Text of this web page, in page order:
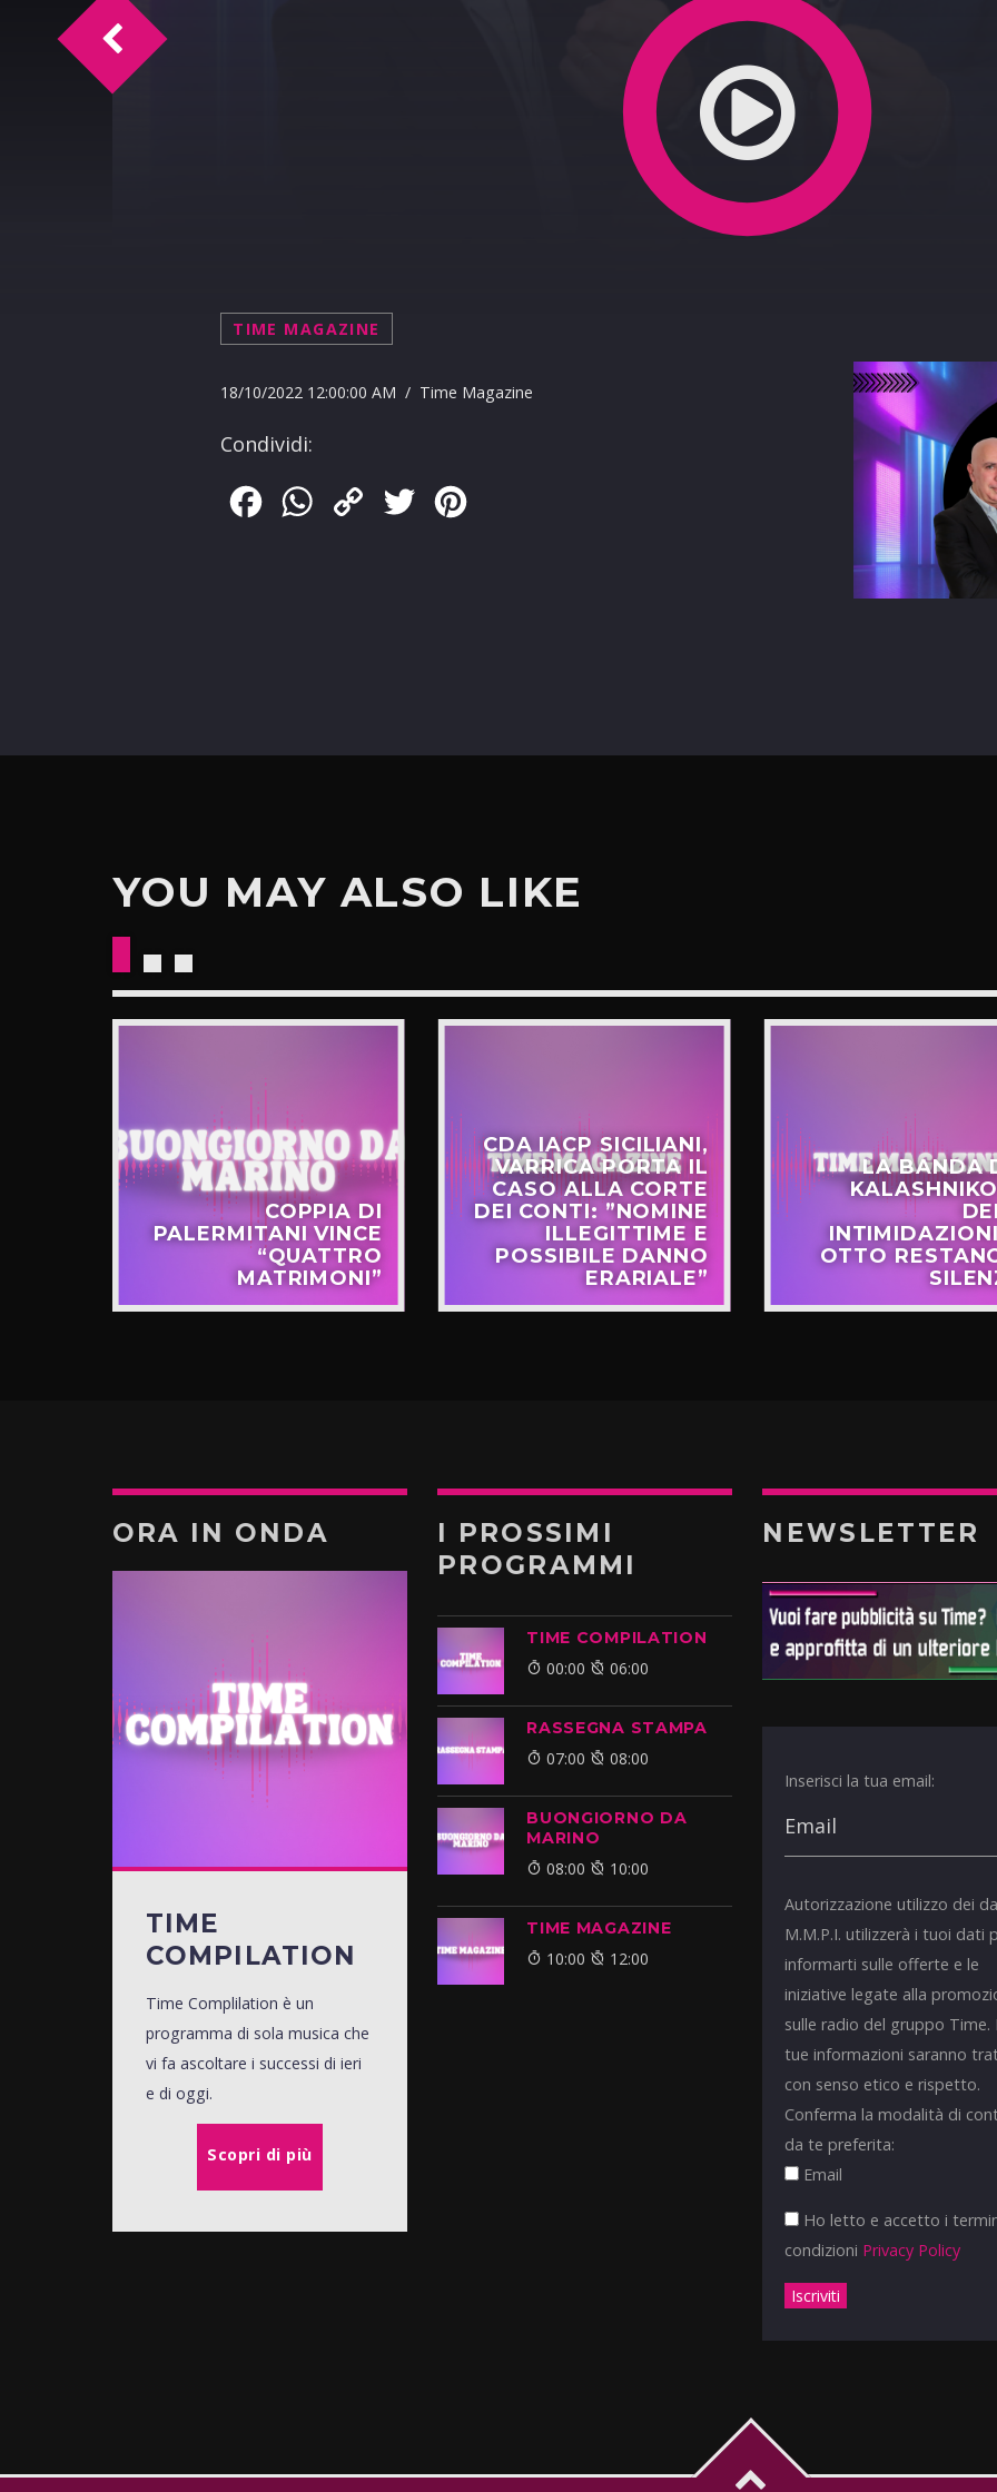
TIME MAGAZINE
18/10/2022 12:00:00 AM / Time Magazine
Condividi:
FacebookWhatsApp
Copy
Twitter
TM Intervista Gianfranco Zanna
YOU MAY ALSO LIKE
COPPIA DI
PALERMITANI VINCE
“QUATTRO
MATRIMONI”
CDA IACP SICILIANI,
VARRICA PORTA IL
CASO ALLA CORTE
DEI CONTI: ”NOMINE
ILLEGITTIME E
POSSIBILE DANNO
ERARIALE”
LA BANDA
OTTO
ORA IN ONDA
TIME
COMPILATION
Time Complilation è un
programma di sola musica che
vi fa ascoltare i successi di ieri
e di oggi.
Scopri di più
I PROSSIMI
PROGRAMMI
TIME COMPILATION
00:00 06:00
RASSEGNA STAMPA
07:00 08:00
BUONGIORNO DA
MARINO
08:00 10:00
TIME MAGAZINE
10:00 12:00
NEWSLETTER
Inserisci la tua email:
Autorizzazione utilizzo dei
M.M.P.I. utilizzerà i tuoi dati
informarti sulle offerte e le
iniziative legate alla
sulle radio del gruppo Time.
tue informazioni saranno
con senso etico e rispetto.
Conferma la modalità di
da te preferita:
Email
Ho letto e accetto i
condizioni Privacy Policy